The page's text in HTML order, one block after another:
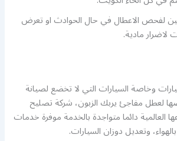
لفحص الاعطال في حال الحوادث او تعرض
لاضرار مادية.
وخاصة السيارات التي لا تخضع لصيانة
لعطل مفاجئ يربك الزبون، شركة تصليح
العالمية دائما متواجدة بالخدمة موفرة خدمات
وتعديل دوزان السيارات.